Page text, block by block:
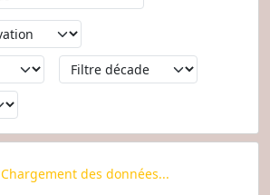
Chargement des données...